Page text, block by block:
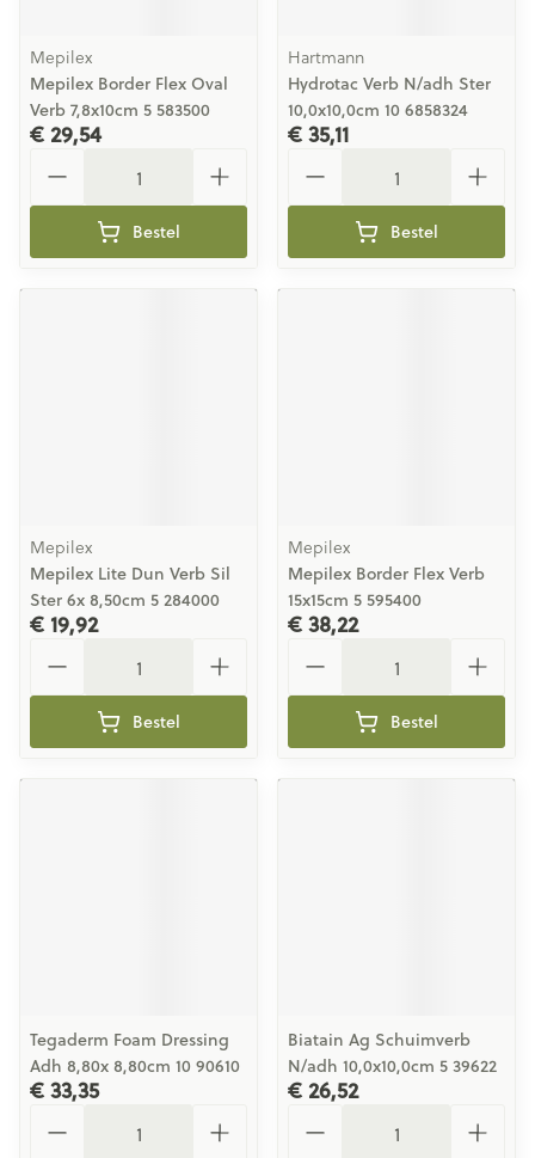
Mepilex
Mepilex Border Flex Oval
Verb 7,8x10cm 5 583500
€ 29,54
Bestel
Hartmann
Hydrotac Verb N/adh Ster
10,0x10,0cm 10 6858324
€ 35,11
Bestel
Mepilex
Mepilex Lite Dun Verb Sil
Ster 6x 8,50cm 5 284000
€ 19,92
Bestel
Mepilex
Mepilex Border Flex Verb
15x15cm 5 595400
€ 38,22
Bestel
Tegaderm Foam Dressing
Adh 8,80x 8,80cm 10 90610
€ 33,35
Biatain Ag Schuimverb
N/adh 10,0x10,0cm 5 39622
€ 26,52